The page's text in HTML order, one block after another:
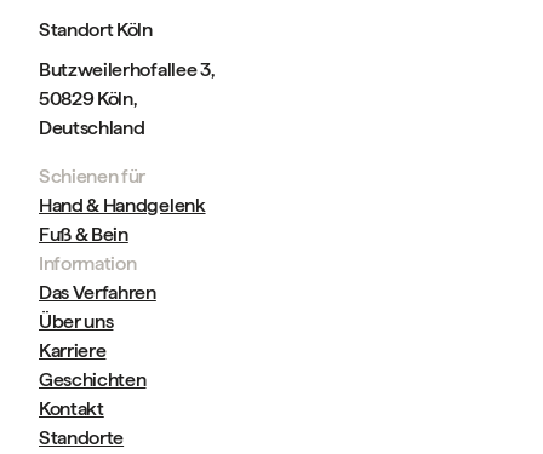
Standort Köln
Butzweilerhofallee 3,
50829 Köln,
Deutschland
Schienen für
Hand & Handgelenk
Fuß & Bein
Information
Das Verfahren
Über uns
Karriere
Geschichten
Kontakt
Standorte